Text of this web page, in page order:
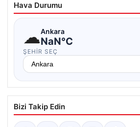
Hava Durumu
☁Ankara
NaN°C
ŞEHIR SEÇ
Bizi Takip Edin